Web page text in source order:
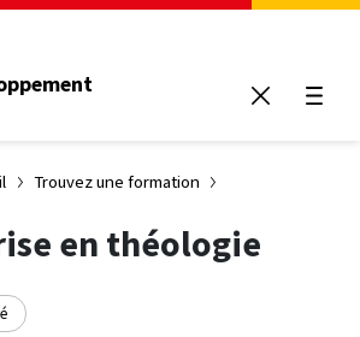
Trouvez une formation
en théologie